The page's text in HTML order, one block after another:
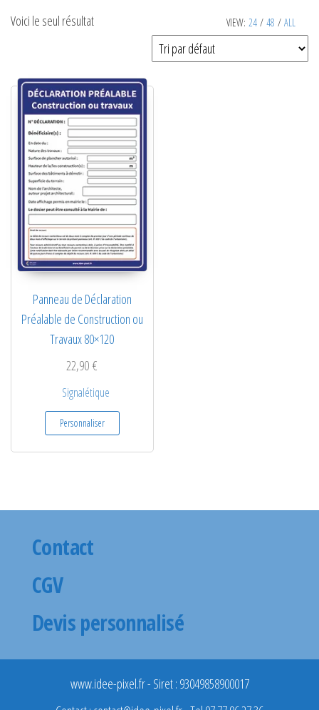
VIEW: 24 / 48 / ALL
Voici le seul résultat
Panneau de Déclaration
Préalable de Construction ou
Travaux 80×120
22,90€
Signalétique
Personnaliser
Contact
CGV
Devis personnalisé
www.idee-pixel.fr - Siret : 93049858900017